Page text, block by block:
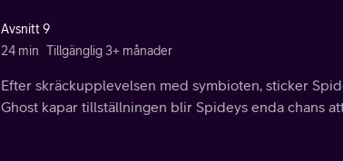
Avsnitt 9
24 min Tillgänglig 3+ månader
Efter skräckupplevelsen med symbioten, sticker
Ghost kapar tillställningen blir Spideys enda chans